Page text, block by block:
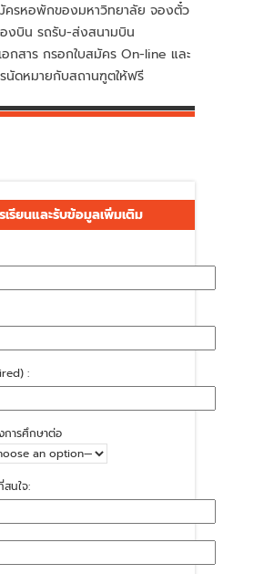
ครหอพักของมหาวิทยาลัย จองตั๋ว
องบิน รถรับ-ส่งสนามบิน
อกสาร กรอกใบสมัคร On-line และ
นัดหมายกับสถานฑูตให้ฟรี
เรียนและรับข้อมูลเพิ่มเติม
:
การศึกษาต่อ
นใจ: